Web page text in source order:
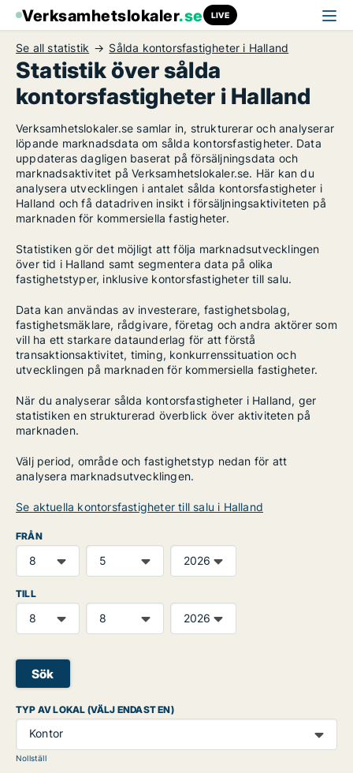
Verksamhetslokaler.se LIVE
Se all statistik Sålda kontorsfastigheter i Halland
Statistik över sålda
kontorsfastigheter i Halland
Verksamhetslokaler.se samlar in, strukturerar och analyserar
löpande marknadsdata om sålda kontorsfastigheter. Data
uppdateras dagligen baserat på försäljningsdata och
marknadsaktivitet på Verksamhetslokaler.se. Här kan du
analysera utvecklingen i antalet sålda kontorsfastigheter i
Halland och få datadriven insikt i försäljningsaktiviteten på
marknaden för kommersiella fastigheter.
Statistiken gör det möjligt att följa marknadsutvecklingen
över tid i Halland samt segmentera data på olika
fastighetstyper, inklusive kontorsfastigheter till salu.
Data kan användas av investerare, fastighetsbolag,
fastighetsmäklare, rådgivare, företag och andra aktörer som
vill ha ett starkare dataunderlag för att förstå
transaktionsaktivitet, timing, konkurrenssituation och
utvecklingen på marknaden för kommersiella fastigheter.
När du analyserar sålda kontorsfastigheter i Halland, ger
statistiken en strukturerad överblick över aktiviteten på
marknaden.
Välj period, område och fastighetstyp nedan för att
analysera marknadsutvecklingen.
Se aktuella kontorsfastigheter till salu i Halland
FRÅN
TILL
Sök
TYP AV LOKAL (VÄLJ ENDAST EN)
Kontor
Nollställ